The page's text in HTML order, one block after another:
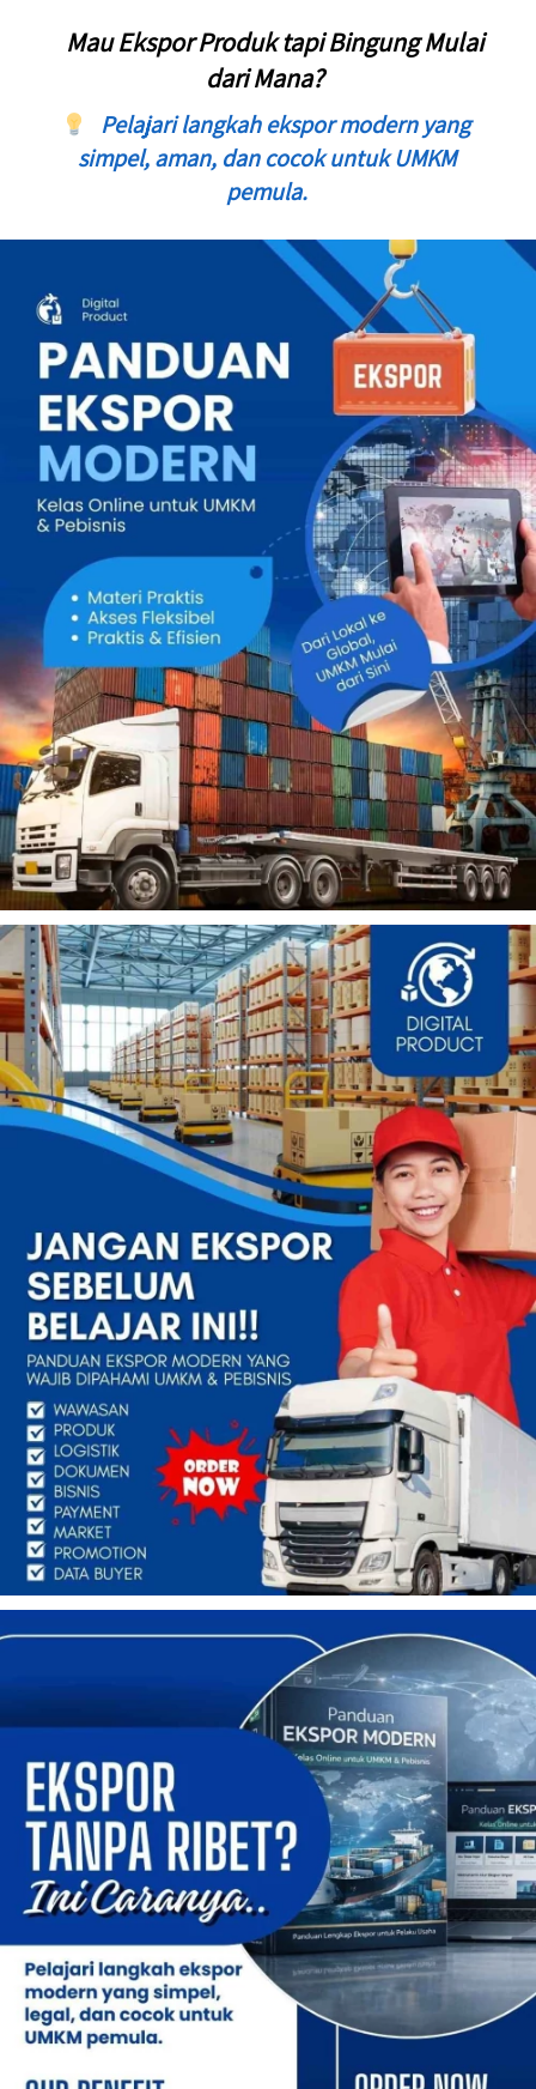
dari Mana?
   Pelajari langkah ekspor modern yang
simpel, aman, dan cocok untuk UMKM
pemula.
Panduan Ekspor Modern